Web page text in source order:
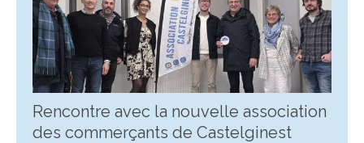
Rencontre avec la nouvelle association
des commerçants de Castelginest